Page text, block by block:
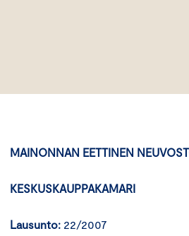
MAINONNAN EETTINEN
KESKUSKAUPPAKAMARI
Lausunto: 22/2007